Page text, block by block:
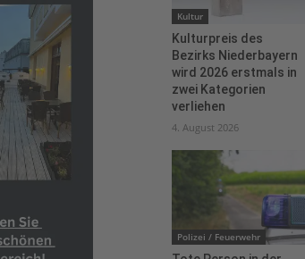
Kultur
Kulturpreis des
Bezirks Niederbayern
wird 2026 erstmals in
zwei Kategorien
verliehen
4. August 2026
Polizei / Feuerwehr